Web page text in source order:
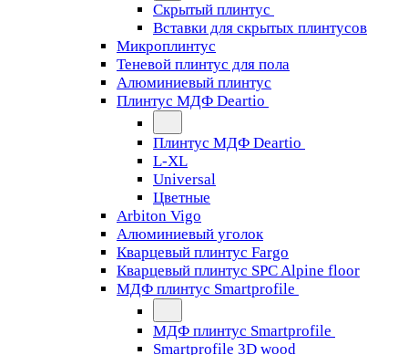
Скрытый плинтус
Вставки для скрытых плинтусов
Микроплинтус
Теневой плинтус для пола
Алюминиевый плинтус
Плинтус МДФ Deartio
Плинтус МДФ Deartio
L-XL
Universal
Цветные
Arbiton Vigo
Алюминиевый уголок
Кварцевый плинтус Fargo
Кварцевый плинтус SPC Alpine floor
МДФ плинтус Smartprofile
МДФ плинтус Smartprofile
Smartprofile 3D wood